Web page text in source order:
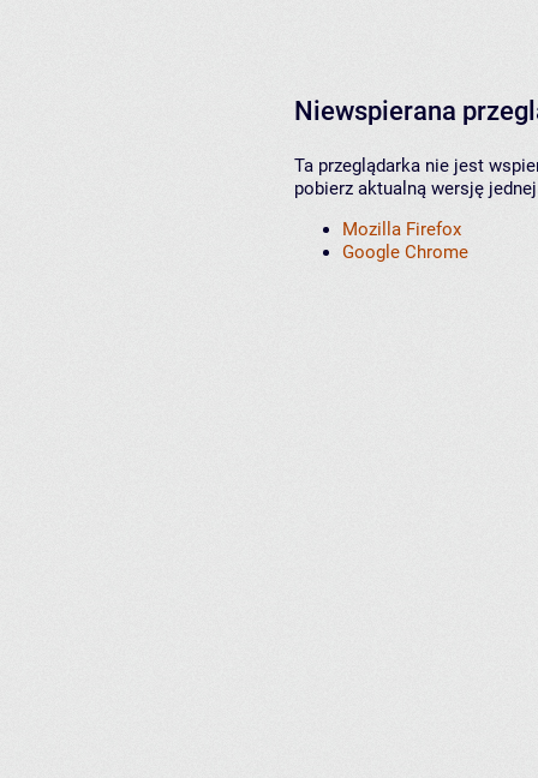
Niewspierana
Ta przeglądarka nie jest
pobierz aktualną wersję
Mozilla Firefox
Google Chrome